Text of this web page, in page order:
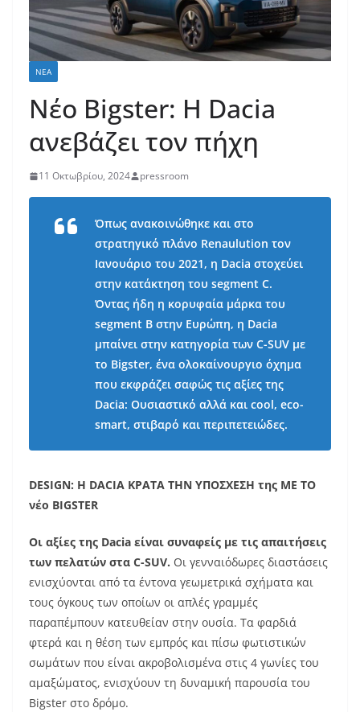
ΝΈΑ
Νέο Bigster: Η Dacia
ανεβάζει τον πήχη
11 Οκτωβρίου, 2024 pressroom
Όπως ανακοινώθηκε και στο
στρατηγικό πλάνο Renaulution τον
Ιανουάριο του 2021, η Dacia στοχεύει
στην κατάκτηση του segment C.
Όντας ήδη η κορυφαία μάρκα του
segment Β στην Ευρώπη, η Dacia
μπαίνει στην κατηγορία των C-SUV με
το Bigster, ένα ολοκαίνουργιο όχημα
που εκφράζει σαφώς τις αξίες της
Dacia: Ουσιαστικό αλλά και cool, eco-
smart, στιβαρό και περιπετειώδες.
DESIGN: Η DACIA ΚΡΑΤΑ ΤΗΝ ΥΠΟΣΧΕΣΗ της ΜΕ ΤΟ
νέο BIGSTER
Οι αξίες της Dacia είναι συναφείς με τις απαιτήσεις
των πελατών στα C-SUV. Οι γενναιόδωρες διαστάσεις
ενισχύονται από τα έντονα γεωμετρικά σχήματα και
τους όγκους των οποίων οι απλές γραμμές
παραπέμπουν κατευθείαν στην ουσία. Τα φαρδιά
φτερά και η θέση των εμπρός και πίσω φωτιστικών
σωμάτων που είναι ακροβολισμένα στις 4 γωνίες του
αμαξώματος, ενισχύουν τη δυναμική παρουσία του
Bigster στο δρόμο.